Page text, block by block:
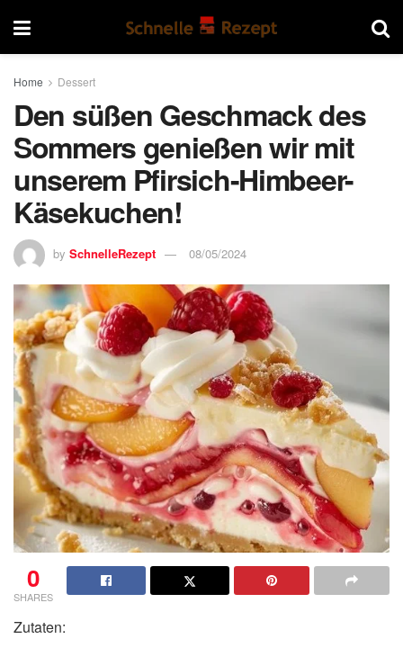
Home Dessert
Den süßen Geschmack des
Sommers genießen wir mit
unserem Pfirsich-Himbeer-
Käsekuchen!
by SchnelleRezept 08/05/2024
0
SHARES
Zutaten: